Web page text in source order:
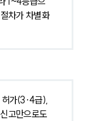
차가 차별화
가(3·4급),
고만으로도